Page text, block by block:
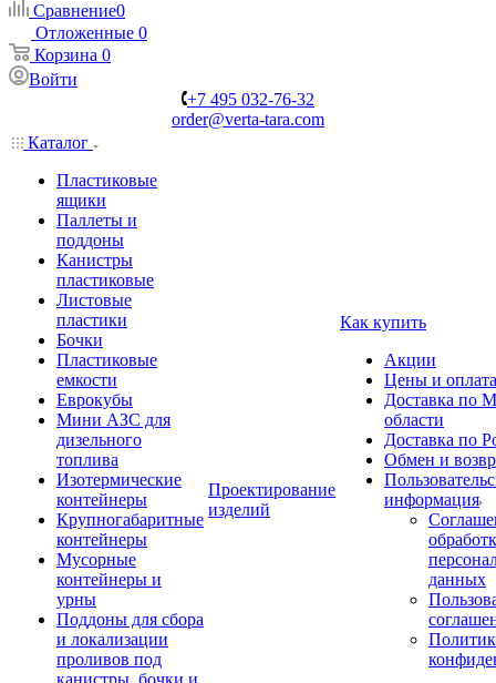
Сравнение0
Отложенные 0
Корзина 0
Войти
+7 495 032-76-32
order@verta-tara.com
Каталог
Пластиковые
ящики
Паллеты и
поддоны
Канистры
пластиковые
Листовые
пластики
Бочки
Пластиковые
емкости
Еврокубы
Мини АЗС для
дизельного
топлива
Изотермические
контейнеры
Крупногабаритные
контейнеры
Мусорные
контейнеры и
урны
Поддоны для сбора
и локализации
проливов под
канистры, бочки и
Проектирование
изделий
Как купить
Акции
Цены и оплата
Доставка по
области
Доставка по
Обмен и
информация
данных